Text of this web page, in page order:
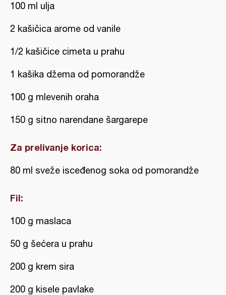
100 ml ulja
2 kašičica arome od vanile
1/2 kašičice cimeta u prahu
1 kašika džema od pomorandže
100 g mlevenih oraha
150 g sitno narendane šargarepe
Za prelivanje korica:
80 ml sveže isceđenog soka od pomorandže
Fil:
100 g maslaca
50 g šećera u prahu
200 g krem sira
200 g kisele pavlake